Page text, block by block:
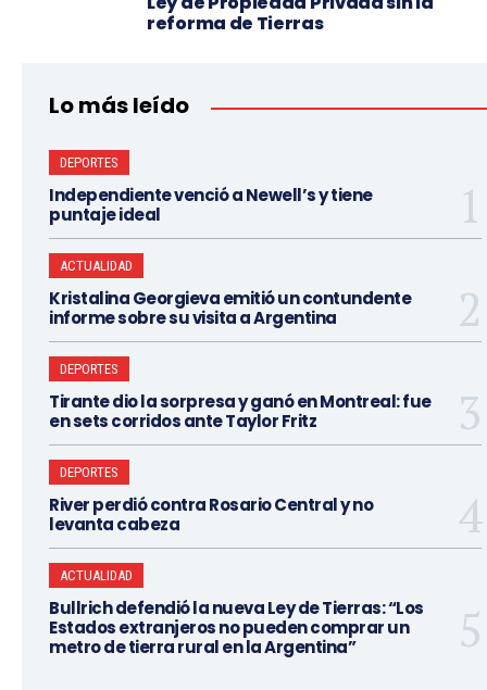
reforma de Tierras
Lo más leído
DEPORTES
Independiente venció a Newell’s y tiene
puntaje ideal
ACTUALIDAD
Kristalina Georgieva emitió un contundente
informe sobre su visita a Argentina
DEPORTES
Tirante dio la sorpresa y ganó en Montreal: fue
en sets corridos ante Taylor Fritz
DEPORTES
River perdió contra Rosario Central y no
levanta cabeza
ACTUALIDAD
Bullrich defendió la nueva Ley de Tierras: “Los
Estados extranjeros no pueden comprar un
metro de tierra rural en la Argentina”